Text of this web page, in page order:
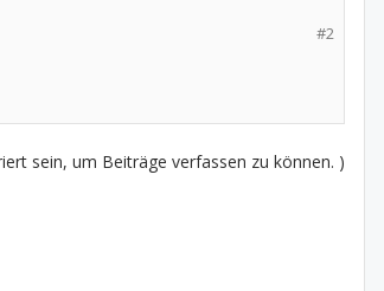
#2
sein, um Beiträge verfassen zu können. )